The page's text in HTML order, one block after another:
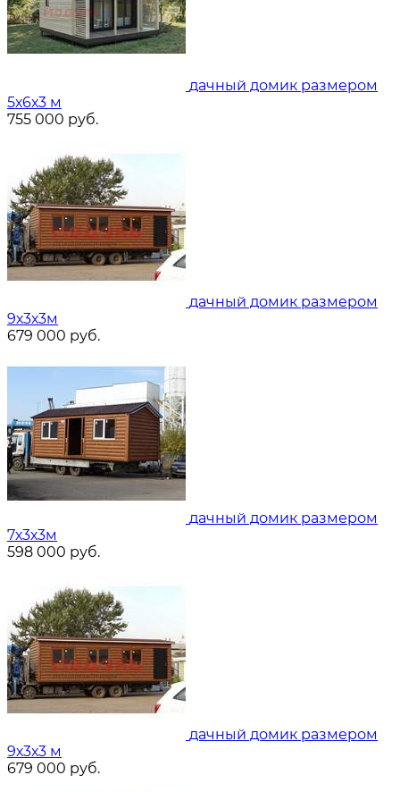
дачный домик размером
5х6х3 м
755 000 руб.
дачный домик размером
9х3х3м
679 000 руб.
дачный домик размером
7х3х3м
598 000 руб.
дачный домик размером
9х3х3 м
679 000 руб.